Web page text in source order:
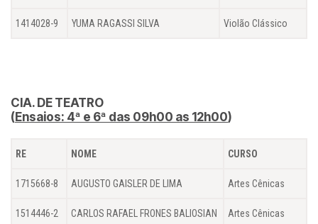
1414028-9 YUMA RAGASSI SILVA Violão Clássico
CIA. DE TEATRO
( Ensaios: 4ª e 6ª das 09h00 as 12h00)
RE NOME CURSO
1715668-8 AUGUSTO GAISLER DE LIMA Artes Cênicas
1514446-2
CARLOS RAFAEL FRONES BALIOSIAN
Artes Cênicas